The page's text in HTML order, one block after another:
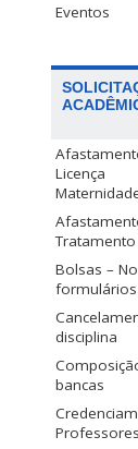
Eventos
Licença
Bolsas –
formulários
disciplina
bancas
Professores